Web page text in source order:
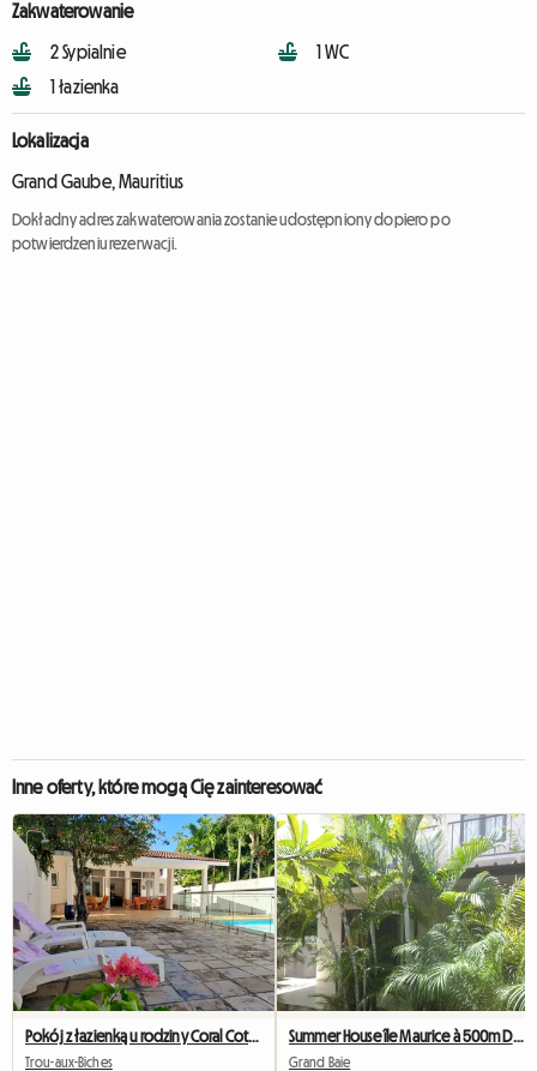
Zakwaterowanie
2 Sypialnie
1 łazienka
1 WC
Lokalizacja
Grand Gaube, Mauritius
Dokładny adres zakwaterowania zostanie udostępniony dopiero po
potwierdzeniu rezerwacji.
Inne oferty, które mogą Cię zainteresować
Pokój z łazienką u rodziny Coral Cottage przy plaży
Trou-aux-Biches
Summer House île Maurice à 500m De La Plage
Grand Baie